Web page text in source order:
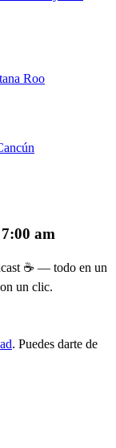
Roo
am
☕ — todo en un
un clic.
. Puedes darte de